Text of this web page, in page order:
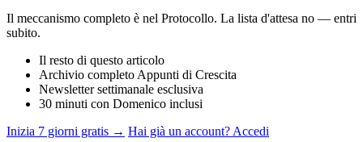
Il meccanismo completo è nel Protocollo. La lista d'attesa no — entri
subito.
Il resto di questo articolo
Archivio completo Appunti di Crescita
Newsletter settimanale esclusiva
30 minuti con Domenico inclusi
Inizia 7 giorni gratis → Hai già un account? Accedi